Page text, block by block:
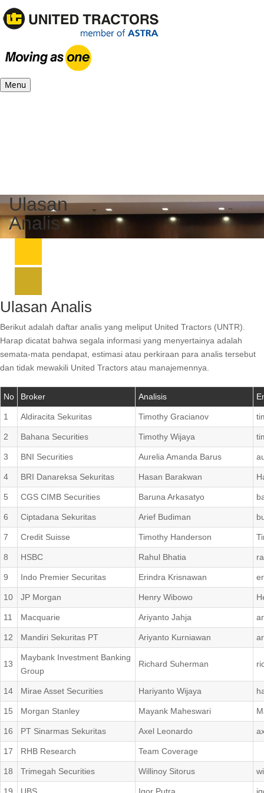
Menu
Ulasan
Analis
Ulasan Analis
Berikut adalah daftar analis yang meliput United Tractors (UNTR).
Harap dicatat bahwa segala informasi yang menyertainya adalah
semata-mata pendapat, estimasi atau perkiraan para analis tersebut
dan tidak mewakili United Tractors atau manajemennya.
No Broker Analisis
1 Aldiracita Sekuritas Timothy Gracianov
2 Bahana Securities Timothy Wijaya
3 BNI Securities Aurelia Amanda Barus
4 BRI Danareksa Sekuritas Hasan Barakwan
5 CGS CIMB Securities Baruna Arkasatyo
6 Ciptadana Sekuritas Arief Budiman
7 Credit Suisse Timothy Handerson
8 HSBC Rahul Bhatia
9 Indo Premier Securitas Erindra Krisnawan
10 JP Morgan Henry Wibowo
11 Macquarie Ariyanto Jahja
12 Mandiri Sekuritas PT Ariyanto Kurniawan
13
Maybank Investment Banking
Group
Richard Suherman
14 Mirae Asset Securities Hariyanto Wijaya
15 Morgan Stanley Mayank Maheswari
16 PT Sinarmas Sekuritas Axel Leonardo
17 RHB Research Team Coverage
18 Trimegah Securities Willinoy Sitorus